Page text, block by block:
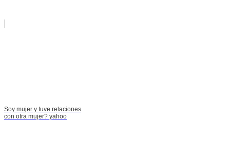
Soy mujer y tuve relaciones
con otra mujer? yahoo